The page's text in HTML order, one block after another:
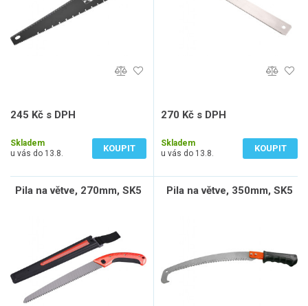
245 Kč s DPH
Skladem
u vás do 13.8.
KOUPIT
270 Kč s DPH
Skladem
u vás do 13.8.
KOUPIT
Pila na větve, 270mm, SK5 Pila na větve, 350mm, SK5